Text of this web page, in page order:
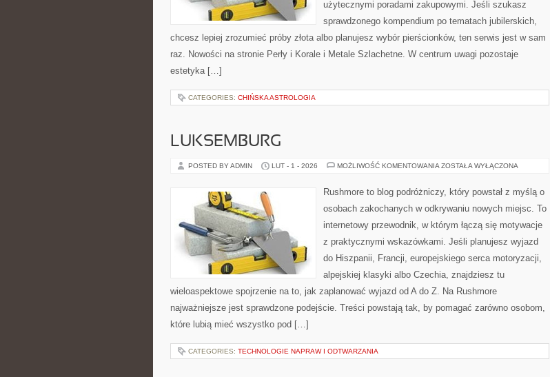
użytecznymi poradami zakupowymi. Jeśli szukasz
sprawdzonego kompendium po tematach jubilerskich,
chcesz lepiej zrozumieć próby złota albo planujesz wybór pierścionków, ten serwis jest w sam
raz. Nowości na stronie Perły i Korale i Metale Szlachetne. W centrum uwagi pozostaje
estetyka […]
CATEGORIES: CHIŃSKA ASTROLOGIA
LUKSEMBURG
POSTED BY ADMIN LUT - 1 - 2026 MOŻLIWOŚĆ KOMENTOWANIA LUKSEMBURG
ZOSTAŁA WYŁĄCZONA
Rushmore to blog podróżniczy, który powstał z myślą o
osobach zakochanych w odkrywaniu nowych miejsc. To
internetowy przewodnik, w którym łączą się motywacje
z praktycznymi wskazówkami. Jeśli planujesz wyjazd
do Hiszpanii, Francji, europejskiego serca motoryzacji,
alpejskiej klasyki albo Czechia, znajdziesz tu
wieloaspektowe spojrzenie na to, jak zaplanować wyjazd od A do Z. Na Rushmore
najważniejsze jest sprawdzone podejście. Treści powstają tak, by pomagać zarówno osobom,
które lubią mieć wszystko pod […]
CATEGORIES: TECHNOLOGIE NAPRAW I ODTWARZANIA